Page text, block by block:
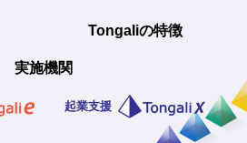
Tongaliの特徴
実施機関
起業支援